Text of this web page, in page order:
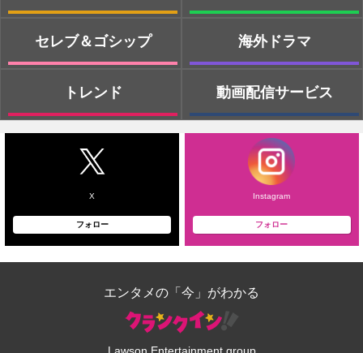
セレブ＆ゴシップ
トレンド
海外ドラマ
動画配信サービス
X
フォロー
Instagram
フォロー
エンタメの「今」がわかる